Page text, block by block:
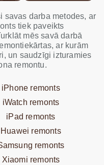
savas darba metodes, ar
tiek paveikts
mēs savā darbā
ar kurām
un saudzīgi izturamies
remontu.
iPhone remonts
iWatch remonts
iPad remonts
Huawei remonts
remonts
Xiaomi remonts